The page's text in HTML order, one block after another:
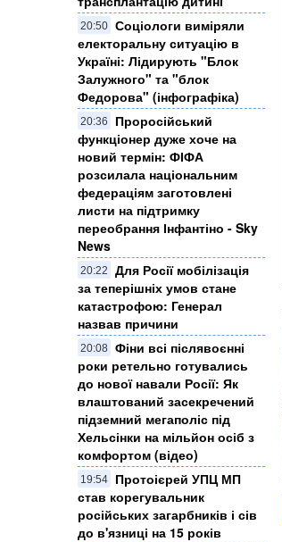
20:50 Соціологи виміряли
електоральну ситуацію в
Україні: ​Лідирують "Блок
Залужного" та "блок
Федорова" (інфографіка)
20:36
Проросійський
функціонер дуже хоче на
новий термін: ФІФА
розсилала національним
федераціям заготовлені
листи на підтримку
переобрання Інфантіно - Sky
News
20:22
Для Росії мобілізація
за теперішніх умов стане
катастрофою: Генерал
назвав причини
20:08 Фіни всі післявоєнні
роки ретельно готувались
до нової навали Росії: Як
влаштований засекречений
підземний мегаполіс під
Хельсінки на мільйон осіб з
комфортом (відео)
19:54
Протоієрей УПЦ МП
став корегувальник
російських загарбників і сів
до в'язниці на 15 років